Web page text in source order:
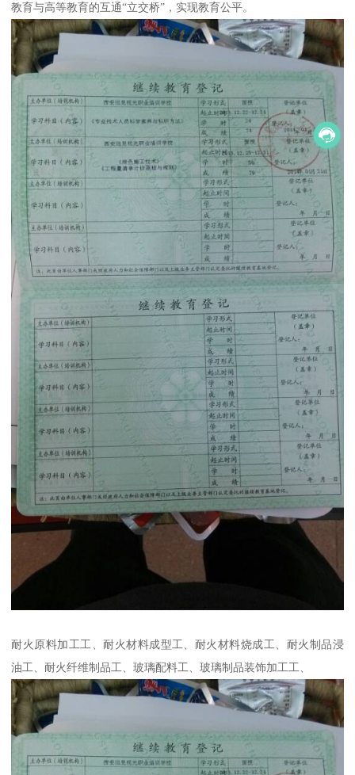
教育与高等教育的互通“立交桥”，实现教育公平。
耐火原料加工工、耐火材料成型工、耐火材料烧成工、耐火制品浸
油工、耐火纤维制品工、玻璃配料工、玻璃制品装饰加工工、